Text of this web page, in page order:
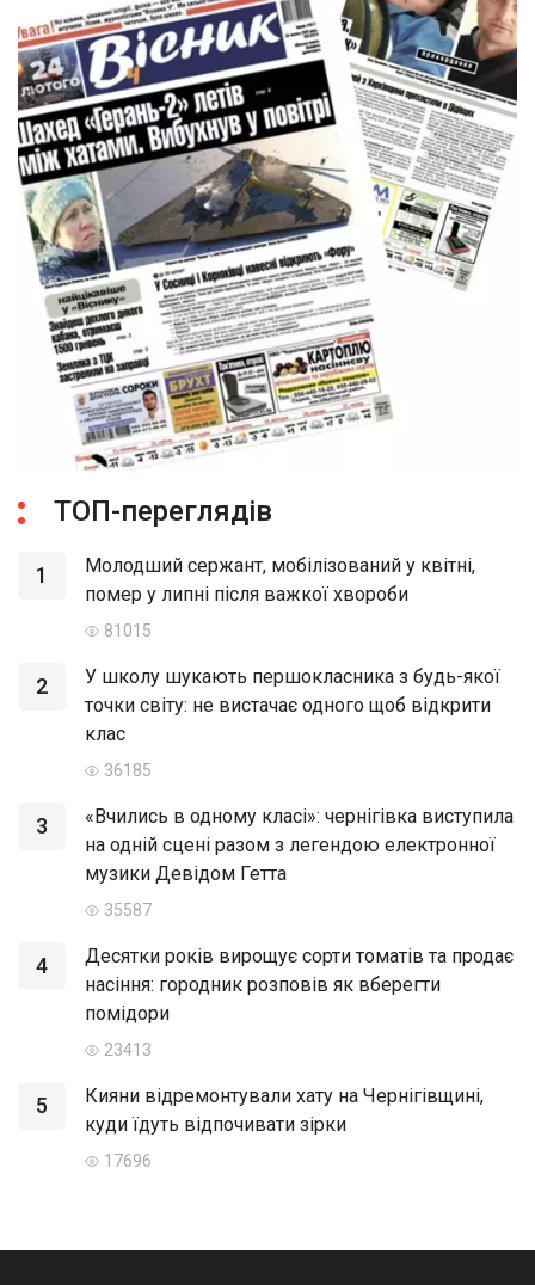
ТОП-переглядів
1
Молодший сержант, мобілізований у квітні,
помер у липні після важкої хвороби
81015
2
У школу шукають першокласника з будь-якої
точки світу: не вистачає одного щоб відкрити
клас
36185
3
«Вчились в одному класі»: чернігівка виступила
на одній сцені разом з легендою електронної
музики Девідом Гетта
35587
4
Десятки років вирощує сорти томатів та продає
насіння: городник розповів як вберегти
помідори
23413
5
Кияни відремонтували хату на Чернігівщині,
куди їдуть відпочивати зірки
17696